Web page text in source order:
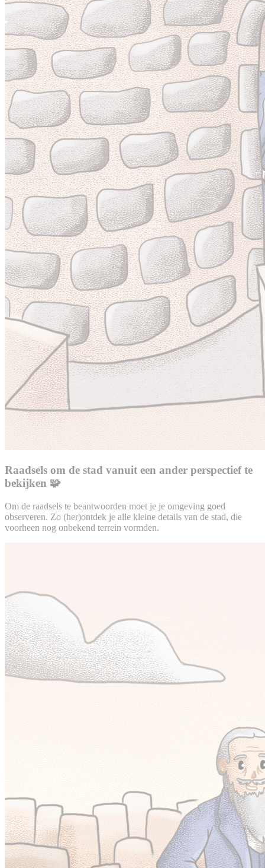
Raadsels om de stad vanuit een ander perspectief te
bekijken 🧩
Om de raadsels te beantwoorden moet je je omgeving goed
observeren. Zo (her)ontdek je alle kleine details van de stad, die
voorheen nog onbekend terrein vormden.